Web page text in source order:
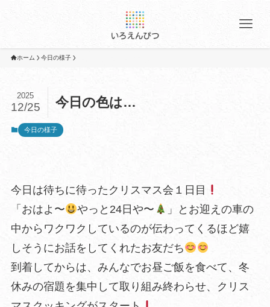
ホーム 今日の様子
今日の色は…
2025
12/25
今日の様子
今日は待ちに待ったクリスマス会１日目
「おはよ〜
やっと24日や〜
」とお迎えの車の
中からワクワクしているのが伝わってくるほど嬉
しそうにお話をしてくれたお友だち
到着してからは、みんなでお昼ご飯を食べて、冬
休みの宿題を集中して取り組み終わらせ、クリス